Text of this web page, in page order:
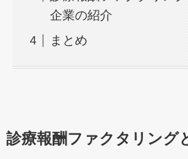
企業の紹介
まとめ
診療報酬ファクタリング